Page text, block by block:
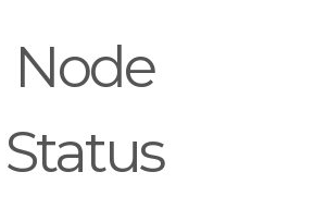
Node
Status